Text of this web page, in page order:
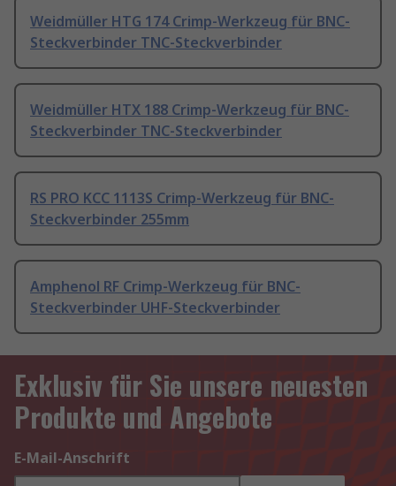
Weidmüller HTG 174 Crimp-Werkzeug für BNC-
Steckverbinder TNC-Steckverbinder
Weidmüller HTX 188 Crimp-Werkzeug für BNC-
Steckverbinder TNC-Steckverbinder
RS PRO KCC 1113S Crimp-Werkzeug für BNC-
Steckverbinder 255mm
Amphenol RF Crimp-Werkzeug für BNC-
Steckverbinder UHF-Steckverbinder
Exklusiv für Sie unsere neuesten
Produkte und Angebote
E-Mail-Anschrift